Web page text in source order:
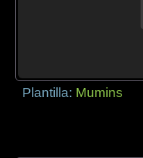
Plantilla: Mumins